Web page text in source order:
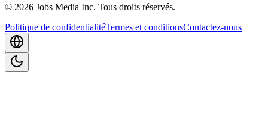
© 2026 Jobs Media Inc. Tous droits réservés.
Politique de confidentialitéTermes et conditionsContactez-nous